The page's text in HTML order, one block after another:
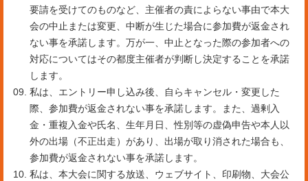
要請を受けてのものなど、主催者の責によらない事由で本大
会の中止または変更、中断が生じた場合に参加費が返金され
ない事を承諾します。万が一、中止となった際の参加者への
対応についてはその都度主催者が判断し決定することを承諾
します。
私は、エントリー申し込み後、自らキャンセル・変更した
際、参加費が返金されない事を承諾します。また、過剰入
金・重複入金や氏名、生年月日、性別等の虚偽申告や本人以
外の出場（不正出走）があり、出場が取り消された場合も、
参加費が返金されない事を承諾します。
私は、本大会に関する放送、ウェブサイト、印刷物、大会公